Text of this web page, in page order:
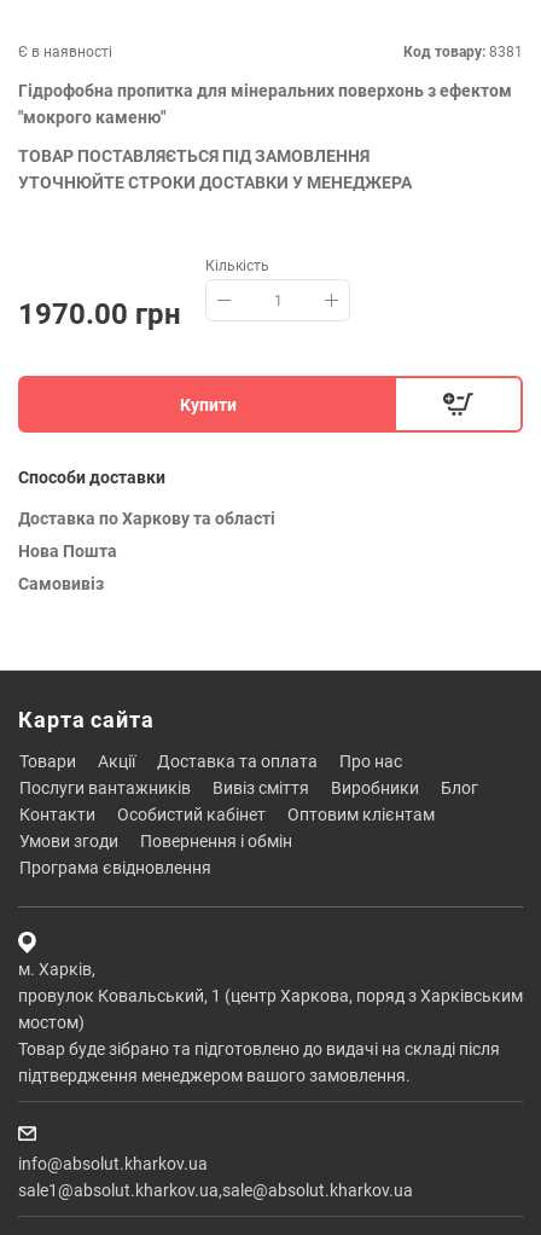
Є в наявності Код товару: 8381
Гідрофобна пропитка для мінеральних поверхонь з ефектом
"мокрого каменю"
ТОВАР ПОСТАВЛЯЄТЬСЯ ПІД ЗАМОВЛЕННЯ
УТОЧНЮЙТЕ СТРОКИ ДОСТАВКИ У МЕНЕДЖЕРА
1970.00 грн
Кількість
Купити
Способи доставки
Доставка по Харкову та області
Нова Пошта
Самовивіз
Карта сайта
товари акції доставка та оплата
про нас
послуги вантажників
вивіз сміття виробники
блог
контакти
особистий кабінет
оптовим клієнтам
умови згоди
повернення і обмін
програма євідновлення
м. Харків,
провулок Ковальський, 1 (центр Харкова, поряд з Харківським
мостом)
Товар буде зібрано та підготовлено до видачі на складі після
підтвердження менеджером вашого замовлення.
info@absolut.kharkov.ua
sale1@absolut.kharkov.ua,sale@absolut.kharkov.ua